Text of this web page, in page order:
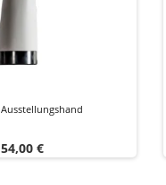
Preis
54,00 €